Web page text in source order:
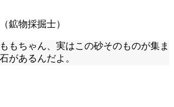
鉱物採掘士）
もちゃん、実はこの砂そのものが集ま
があるんだよ。